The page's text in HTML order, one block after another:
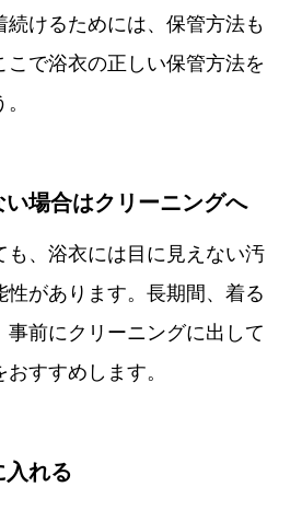
続けるためには、保管方法も
こで浴衣の正しい保管方法を
場合はクリーニングへ
も、浴衣には目に見えない汚
性があります。長期間、着る
事前にクリーニングに出して
すすめします。
入れる